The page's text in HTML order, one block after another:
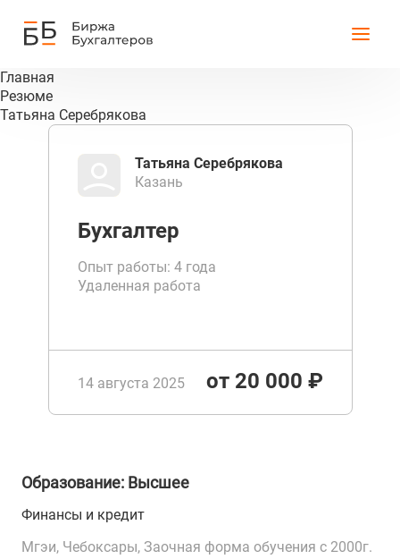
Главная
Резюме
Татьяна Серебрякова
Татьяна Серебрякова
Казань
Бухгалтер
Опыт работы: 4 года
Удаленная работа
14 августа 2025 от 20 000 ₽
Образование: Высшее
Финансы и кредит
Мгэи, Чебоксары, Заочная форма обучения с 2000г.